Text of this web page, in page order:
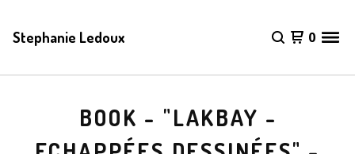
Stephanie Ledoux 0
BOOK - "LAKBAY -